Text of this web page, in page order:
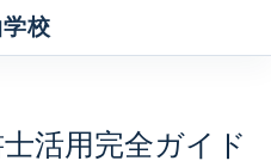
校
活用完全ガイド